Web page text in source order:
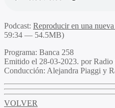
Podcast: Reproducir en una
59:34 — 54.5MB)
Programa: Banca 258
Emitido el 28-03-2023. por
Conducción: Alejandra Piaggi y
VOLVER